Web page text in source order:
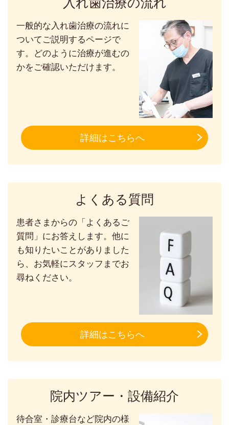
一般的な入れ歯治療の流れに
ついてご説明するページで
す。どのように治療が進むの
かをご確認いただけます。
詳細はこちらへ
よくある質問
患者さまからの「よくあるご
質問」にお答えします。他に
も知りたいことがありました
ら、お気軽にスタッフまでお
尋ねください。
詳細はこちらへ
院内ツアー・設備紹介
待合室・診療台など院内の様